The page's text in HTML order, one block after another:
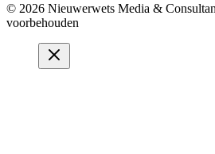
© 2026 Nieuwerwets Media &
voorbehouden